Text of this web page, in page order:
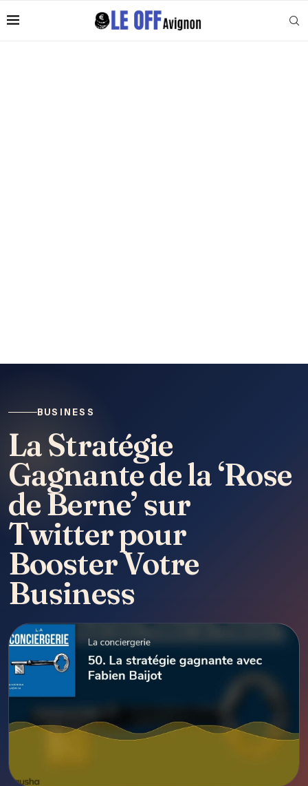
BUSINESS
La Stratégie
Gagnante de la ‘Rose
de Berne’ sur
Twitter pour
Booster Votre
Business